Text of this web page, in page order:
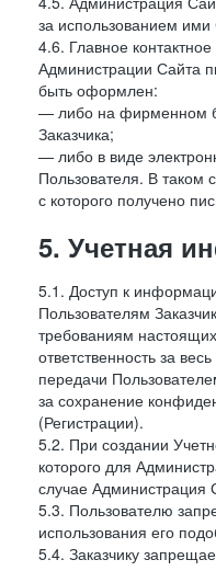
за использованием
4.6. Главное
Администрации Сайта
быть оформлен:
— либо на фирменном
Заказчика;
— либо в виде
Пользователя. В таком
с которого получено
5. Учетная
5.1. Доступ к
Пользователям
требованиям
ответственность за
передачи
за сохранение
(Регистрации).
5.2. При создании
которого для
случае Администрация
5.3. Пользователю
использования его
5.4. Заказчику